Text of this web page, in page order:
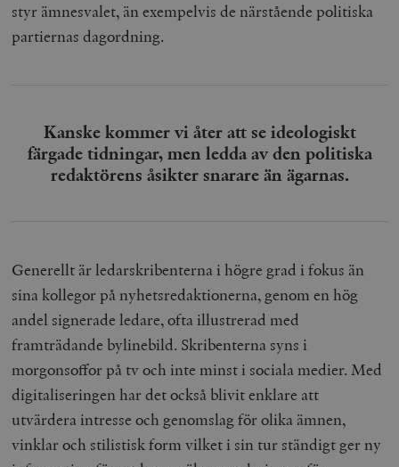
styr ämnesvalet, än exempelvis de närstående politiska
partiernas dagordning.
Kanske kommer vi åter att se ideologiskt
färgade tidningar, men ledda av den politiska
redaktörens åsikter snarare än ägarnas.
Generellt är ledarskribenterna i högre grad i fokus än
sina kollegor på nyhetsredaktionerna, genom en hög
andel signerade ledare, ofta illustrerad med
framträdande bylinebild. Skribenterna syns i
morgonsoffor på tv och inte minst i sociala medier. Med
digitaliseringen har det också blivit enklare att
utvärdera intresse och genomslag för olika ämnen,
vinklar och stilistisk form vilket i sin tur ständigt ger ny